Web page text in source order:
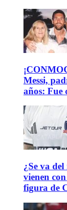
Messi,
años: Fue
¿Se va
vienen
figura de